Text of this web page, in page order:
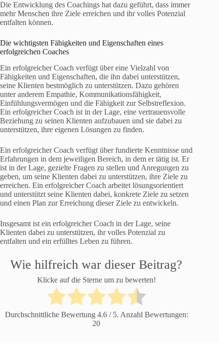
Die Entwicklung des Coachings hat dazu geführt, dass immer
mehr Menschen ihre Ziele erreichen und ihr volles Potenzial
entfalten können.
Die wichtigsten Fähigkeiten und Eigenschaften eines
erfolgreichen Coaches
Ein erfolgreicher Coach verfügt über eine Vielzahl von
Fähigkeiten und Eigenschaften, die ihn dabei unterstützen,
seine Klienten bestmöglich zu unterstützen. Dazu gehören
unter anderem Empathie, Kommunikationsfähigkeit,
Einfühlungsvermögen und die Fähigkeit zur Selbstreflexion.
Ein erfolgreicher Coach ist in der Lage, eine vertrauensvolle
Beziehung zu seinen Klienten aufzubauen und sie dabei zu
unterstützen, ihre eigenen Lösungen zu finden.
Ein erfolgreicher Coach verfügt über fundierte Kenntnisse und
Erfahrungen in dem jeweiligen Bereich, in dem er tätig ist. Er
ist in der Lage, gezielte Fragen zu stellen und Anregungen zu
geben, um seine Klienten dabei zu unterstützen, ihre Ziele zu
erreichen. Ein erfolgreicher Coach arbeitet lösungsorientiert
und unterstützt seine Klienten dabei, konkrete Ziele zu setzen
und einen Plan zur Erreichung dieser Ziele zu entwickeln.
Insgesamt ist ein erfolgreicher Coach in der Lage, seine
Klienten dabei zu unterstützen, ihr volles Potenzial zu
entfalten und ein erfülltes Leben zu führen.
Wie hilfreich war dieser Beitrag?
Klicke auf die Sterne um zu bewerten!
Durchschnittliche Bewertung 4.6/ 5. Anzahl Bewertungen:
20